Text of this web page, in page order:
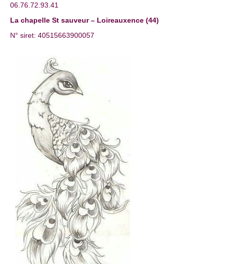
06.76.72.93.41
La chapelle St sauveur – Loireauxence (44)
N° siret: 40515663900057